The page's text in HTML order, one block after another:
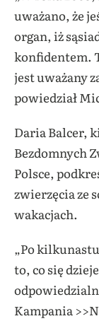
uważano, że
organ, iż
konfidentem.
jest uważany
powiedział
Daria Balcer,
Bezdomnych
Polsce,
zwierzęcia ze
wakacjach.
„Po
to, co się
Kampania